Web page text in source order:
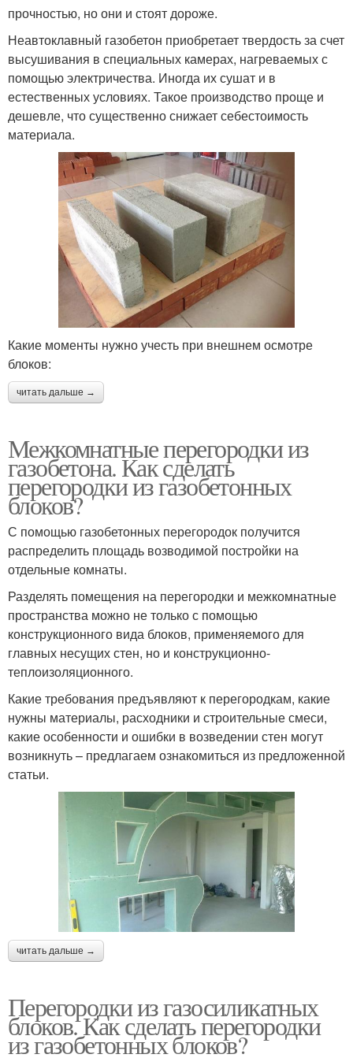
прочностью, но они и стоят дороже.
Неавтоклавный газобетон приобретает твердость за счет
высушивания в специальных камерах, нагреваемых с
помощью электричества. Иногда их сушат и в
естественных условиях. Такое производство проще и
дешевле, что существенно снижает себестоимость
материала.
Какие моменты нужно учесть при внешнем осмотре
блоков:
читать дальше →
Межкомнатные перегородки из
газобетона. Как сделать
перегородки из газобетонных
блоков?
С помощью газобетонных перегородок получится
распределить площадь возводимой постройки на
отдельные комнаты.
Разделять помещения на перегородки и межкомнатные
пространства можно не только с помощью
конструкционного вида блоков, применяемого для
главных несущих стен, но и конструкционно-
теплоизоляционного.
Какие требования предъявляют к перегородкам, какие
нужны материалы, расходники и строительные смеси,
какие особенности и ошибки в возведении стен могут
возникнуть – предлагаем ознакомиться из предложенной
статьи.
читать дальше →
Перегородки из газосиликатных
блоков. Как сделать перегородки
из газобетонных блоков?